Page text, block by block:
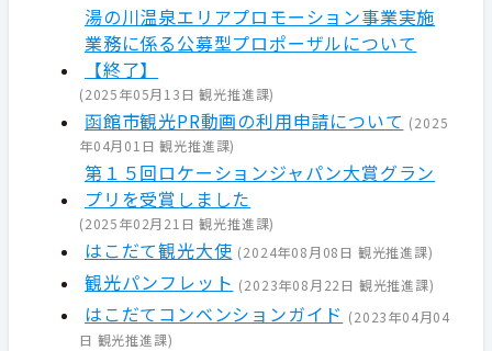
湯の川温泉エリアプロモーション事業実施
業務に係る公募型プロポーザルについて
【終了】
(2025年05月13日 観光推進課)
函館市観光PR動画の利用申請について (2025
年04月01日 観光推進課)
第１５回ロケーションジャパン大賞グラン
プリを受賞しました
(2025年02月21日 観光推進課)
はこだて観光大使 (2024年08月08日 観光推進課)
観光パンフレット (2023年08月22日 観光推進課)
はこだてコンベンションガイド (2023年04月04
日 観光推進課)